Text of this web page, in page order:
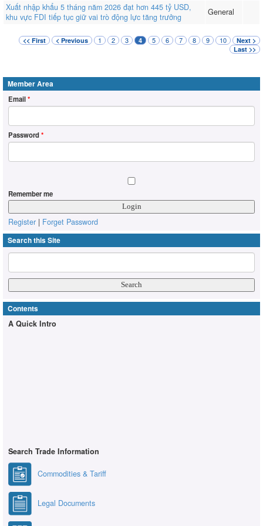
Xuất nhập khẩu 5 tháng năm 2026 đạt hơn 445 tỷ USD,
khu vực FDI tiếp tục giữ vai trò động lực tăng trưởng
General
<< First < Previous 1 2 3 4 5 6 7 8 9 10
Next >
Last >>
Member Area
Email*
Password*
Remember me
Register | Forget Password
Search this Site
Contents
A Quick Intro
Search Trade Information
Commodities & Tariff
Legal Documents